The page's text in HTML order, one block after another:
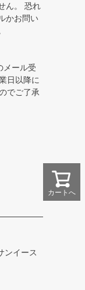
カートへ
ん。 恐れ
かお問い
メール受
日以降に
でご了承
ンイース